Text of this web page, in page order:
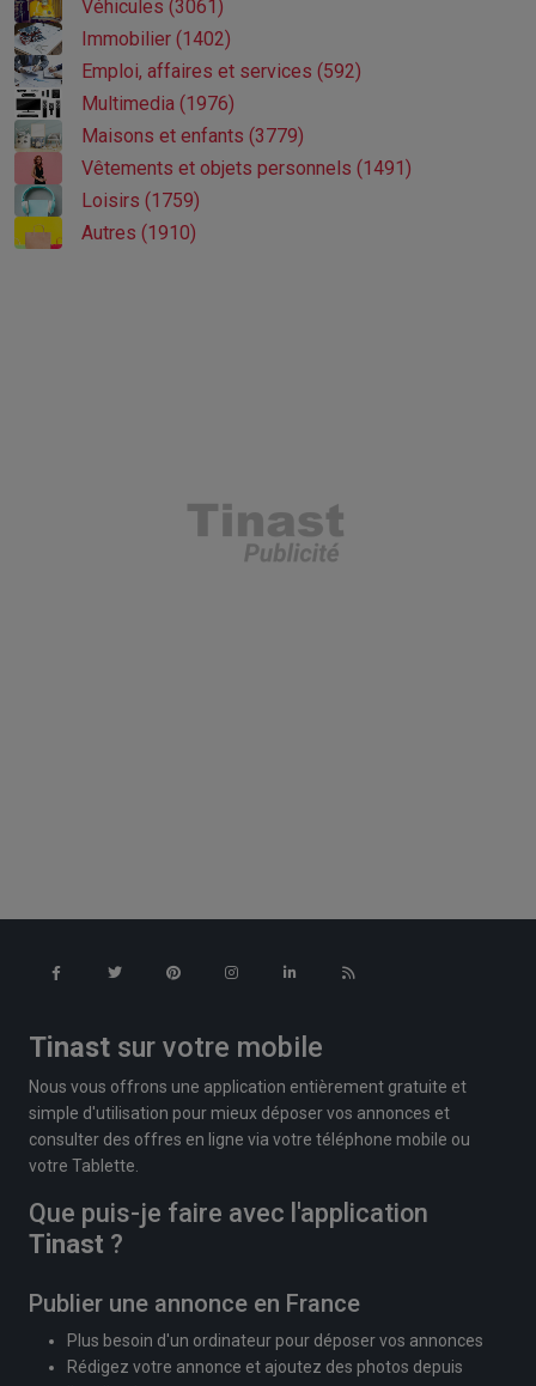
Véhicules (3061)
Immobilier (1402)
Emploi, affaires et services (592)
Multimedia (1976)
Maisons et enfants (3779)
Vêtements et objets personnels (1491)
Loisirs (1759)
Autres (1910)
Tinast sur votre mobile
Nous vous offrons une application entièrement gratuite et
simple d'utilisation pour mieux déposer vos annonces et
consulter des offres en ligne via votre téléphone mobile ou
votre Tablette.
Que puis-je faire avec l'application
Tinast ?
Publier une annonce en France
Plus besoin d'un ordinateur pour déposer vos annonces
Rédigez votre annonce et ajoutez des photos depuis